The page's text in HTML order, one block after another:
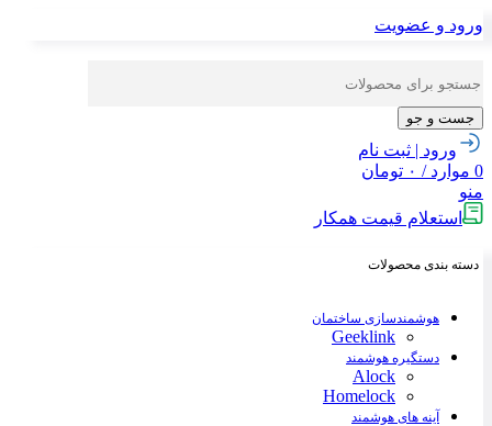
ورود و عضویت
جست و جو
ورود | ثبت نام
0 موارد / ۰ تومان
منو
استعلام قیمت همکار
دسته بندی محصولات
هوشمندسازی ساختمان
Geeklink
دستگیره هوشمند
Alock
Homelock
آینه های هوشمند